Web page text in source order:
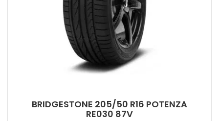
BRIDGESTONE 205/50 R16 POTENZA
RE030 87V